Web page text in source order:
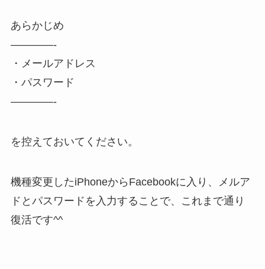
あらかじめ
————-
・メールアドレス
・パスワード
————-
を控えておいてください。
機種変更したiPhoneからFacebookに入り、メルア
ドとパスワードを入力することで、これまで通り
復活です^^